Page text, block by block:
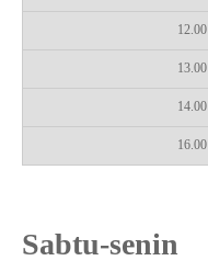
12.00
13.00
14.00
16.00
Sabtu-senin